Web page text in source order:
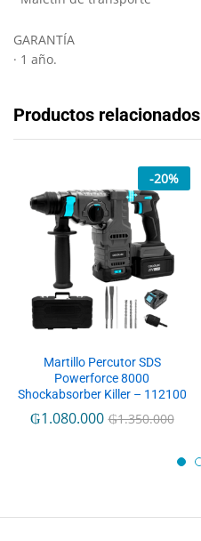
GARANTÍA
· 1 año.
Productos relacionados
-20%
Martillo Percutor SDS
Powerforce 8000
Shockabsorber Killer – 112100
₲1.080.000 ₲1.350.000